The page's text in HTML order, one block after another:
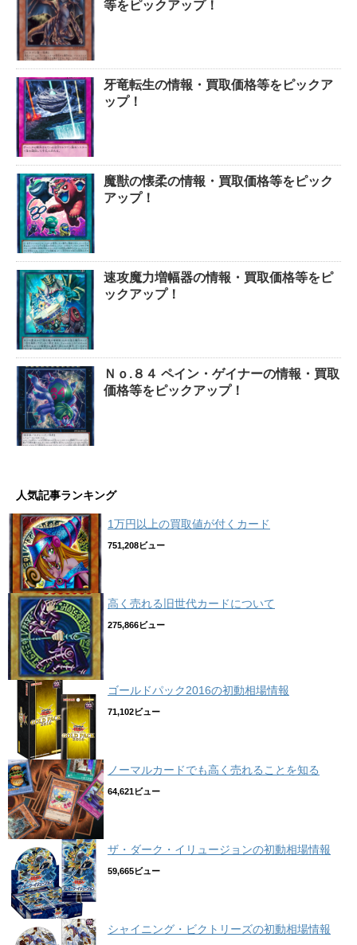
等をピックアップ！
牙竜転生の情報・買取価格等をピックア
ップ！
魔獣の懐柔の情報・買取価格等をピック
アップ！
速攻魔力増幅器の情報・買取価格等をピ
ックアップ！
Ｎｏ.８４ ペイン・ゲイナーの情報・買取
価格等をピックアップ！
人気記事ランキング
1万円以上の買取値が付くカード
751,208ビュー
高く売れる旧世代カードについて
275,866ビュー
ゴールドパック2016の初動相場情報
71,102ビュー
ノーマルカードでも高く売れることを知る
64,621ビュー
ザ・ダーク・イリュージョンの初動相場情報
59,665ビュー
シャイニング・ビクトリーズの初動相場情報